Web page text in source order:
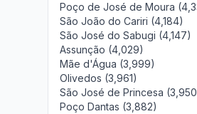
Poço de José de Moura
São João do Cariri (4,184)
São José do Sabugi (4,147)
Assunção (4,029)
Mãe d'Água (3,999)
Olivedos (3,961)
São José de Princesa
Poço Dantas (3,882)